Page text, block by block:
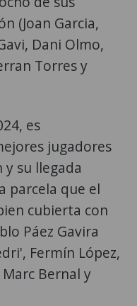
(Joan Garcia,
Dani Olmo,
Torres y
es
jugadores
su llegada
parcela que el
cubierta con
Páez Gavira
Fermín López,
Bernal y